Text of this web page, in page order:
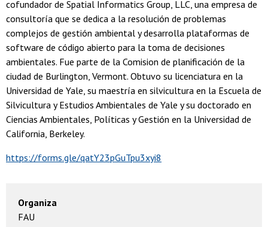
cofundador de Spatial Informatics Group, LLC, una empresa de
consultoría que se dedica a la resolución de problemas
complejos de gestión ambiental y desarrolla plataformas de
software de código abierto para la toma de decisiones
ambientales. Fue parte de la Comision de planificación de la
ciudad de Burlington, Vermont. Obtuvo su licenciatura en la
Universidad de Yale, su maestría en silvicultura en la Escuela de
Silvicultura y Estudios Ambientales de Yale y su doctorado en
Ciencias Ambientales, Políticas y Gestión en la Universidad de
California, Berkeley.
https://forms.gle/qatY23pGuTpu3xyi8
Organiza
FAU